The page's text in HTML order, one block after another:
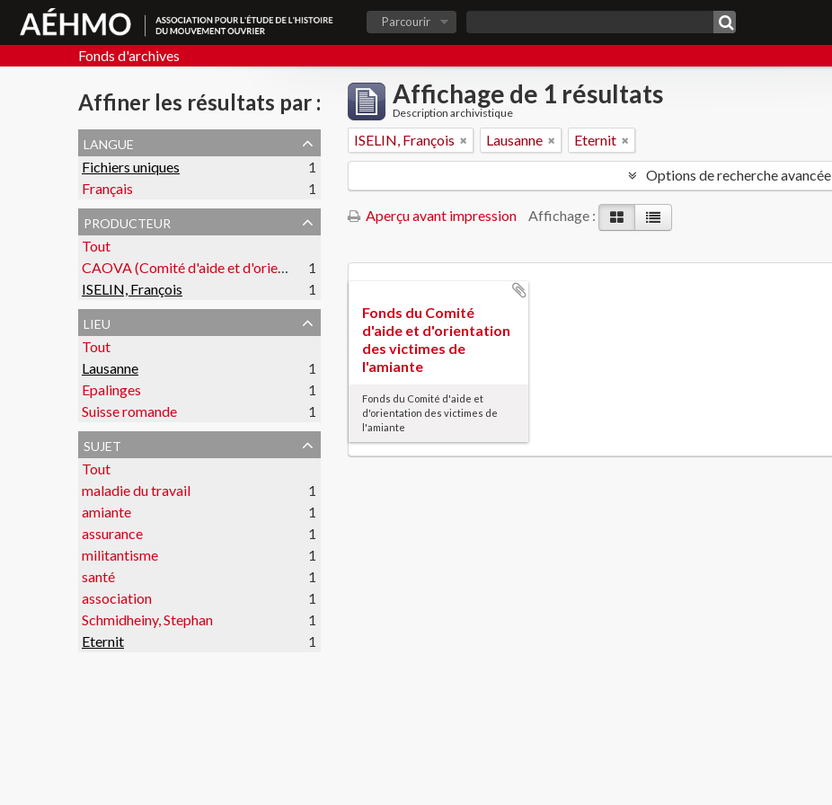
Parcourir
Fonds d'archives
Affiner les résultats par :
langue
Fichiers uniques
1
Français
1
producteur
Tout
CAOVA (Comité d'aide et d'orientation des victimes de l'amiante)
1
ISELIN, François
1
lieu
Tout
Lausanne
1
Epalinges
1
Suisse romande
1
sujet
Tout
maladie du travail
1
amiante
1
assurance
1
militantisme
1
santé
1
association
1
Schmidheiny, Stephan
1
Eternit
1
Affichage de 1 résultats
Description archivistique
ISELIN, François Lausanne Eternit
Options de recherche avancée
Aperçu avant impression
Affichage :
Fonds du Comité
d'aide et d'orientation
des victimes de
l'amiante
Fonds du Comité d'aide et
d'orientation des victimes de
l'amiante